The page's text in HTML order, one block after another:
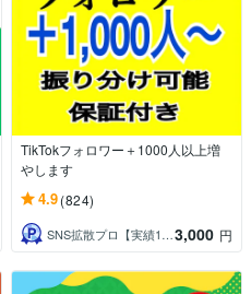
TikTokフォロワー＋1000人以上増
やします
4.9(824)
SNS拡散プロ【実績1万件越＆即日対応】 3,000 円